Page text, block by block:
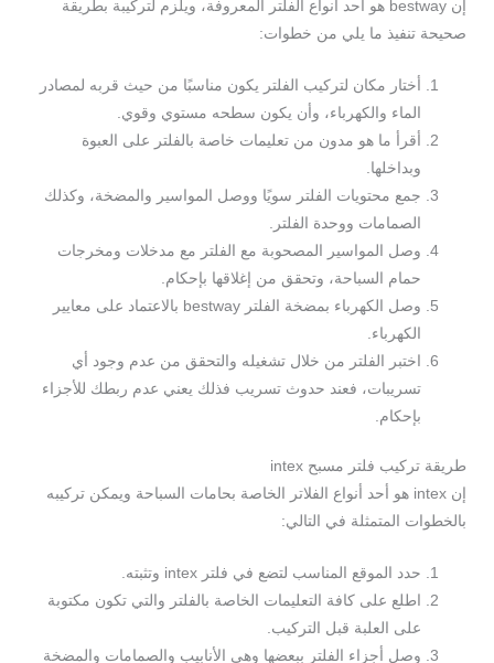
إن bestway هو أحد أنواع الفلتر المعروفة، ويلزم لتركيبة بطريقة
صحيحة تنفيذ ما يلي من خطوات:
أختار مكان لتركيب الفلتر يكون مناسبًا من حيث قربه لمصادر
الماء والكهرباء، وأن يكون سطحه مستوي وقوي.
أقرأ ما هو مدون من تعليمات خاصة بالفلتر على العبوة
وبداخلها.
جمع محتويات الفلتر سويًا ووصل المواسير والمضخة، وكذلك
الصمامات ووحدة الفلتر.
وصل المواسير المصحوبة مع الفلتر مع مدخلات ومخرجات
حمام السباحة، وتحقق من إغلاقها بإحكام.
وصل الكهرباء بمضخة الفلتر bestway بالاعتماد على معايير
الكهرباء.
اختبر الفلتر من خلال تشغيله والتحقق من عدم وجود أي
تسريبات، فعند حدوث تسريب فذلك يعني عدم ربطك للأجزاء
بإحكام.
طريقة تركيب فلتر مسبح intex
إن intex هو أحد أنواع الفلاتر الخاصة بحامات السباحة ويمكن تركيبه
بالخطوات المتمثلة في التالي:
حدد الموقع المناسب لتضع في فلتر intex وتثبته.
اطلع على كافة التعليمات الخاصة بالفلتر والتي تكون مكتوبة
على العلبة قبل التركيب.
وصل أجزاء الفلتر ببعضها وهي الأنابيب والصمامات والمضخة